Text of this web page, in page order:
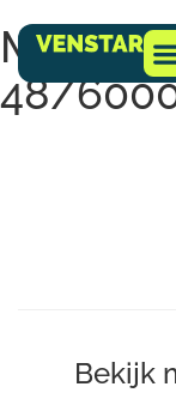
Manual
48/
Bekijk